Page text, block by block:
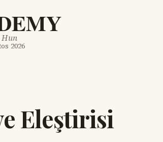
2026
Eleştirisi